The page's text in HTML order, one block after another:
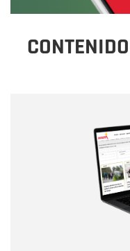
Correo
Tipo de